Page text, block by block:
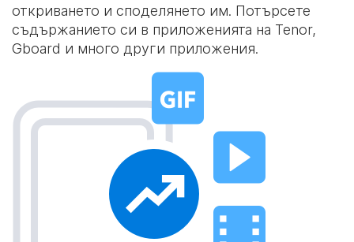
откриването и споделянето им. Потърсете
съдържанието си в приложенията на Tenor,
Gboard и много други приложения.